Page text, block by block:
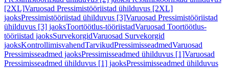
[2XL]Varuosad Pressimistööriistad ühilduvus [2XL]
jaoksPressimistööriistad ühilduvus [3]Varuosad Pressimistööriistad
ühilduvus [3] jaoksToortöötlus-tööriistadVaruosad Toortöötlus-
tööriistad jaoksSurvekorgidVaruosad Survekorgid
jaoksKontrollimisvahendTarvikudPressimisseadmedVaruosad
Pressimisseadmed jaoksPressimisseadmed ühilduvus [1]Varuosad
Pressimisseadmed ühilduvus [1] jaoksPressimisseadmed ühilduvus